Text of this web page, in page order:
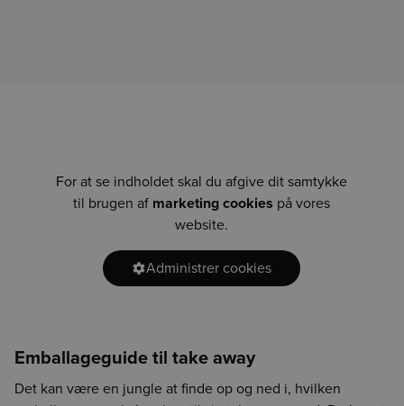
For at se indholdet skal du afgive dit samtykke
til brugen af marketing cookies på vores
website.
Administrer cookies
Emballageguide til take away
Det kan være en jungle at finde op og ned i, hvilken